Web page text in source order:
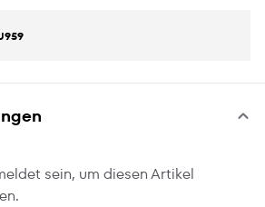
sein, um diesen Artikel